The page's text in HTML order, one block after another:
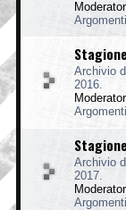
Archivio
2016.
Archivio
2017.